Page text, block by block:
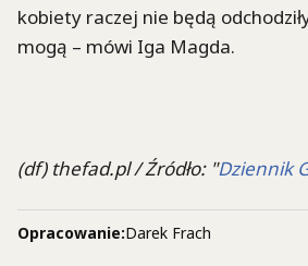
kobiety raczej nie będą
mogą – mówi Iga Magda.
(df) thefad.pl / Źródło: "Dziennik
Opracowanie:Darek Frach